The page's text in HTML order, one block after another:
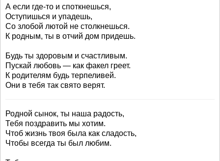
А если где-то и споткнешься,
Оступишься и упадешь,
Со злобой лютой не столкнешься.
К родным, ты в отчий дом придешь.
Будь ты здоровым и счастливым.
Пускай любовь — как факел греет.
К родителям будь терпеливей.
Они в тебя так свято верят.
Родной сынок, ты наша радость,
Тебя поздравить мы хотим.
Чтоб жизнь твоя была как сладость,
Чтобы всегда ты был любим.